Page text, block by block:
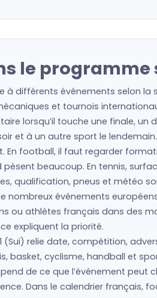
le
à différents événements selon
et tournois
lorsqu’il touche une finale,
et à un autre sport le
En football, il faut regarder
beaucoup. En tennis,
qualification, pneus et météo
nombreux événements
ou athlètes français dans des
expliquent la priorité.
(Sui) relie date, compétition,
basket, cyclisme, handball et
de ce que l’événement
Dans le calendrier français,